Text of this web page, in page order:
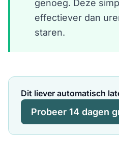
genoeg. Deze
effectiever dan
staren.
Dit liever automatisch
Probeer 14 dagen